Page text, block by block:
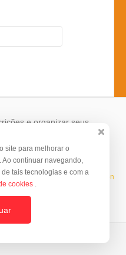
e organizar seus
Template by© BrazilJS Foundation
site para melhorar o
continuar navegando,
tais tecnologias e com a
cookies .